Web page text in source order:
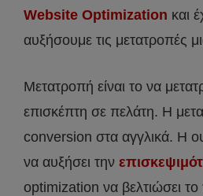
Website Optimization και
αυξήσουμε τις μετατροπές
Μετατροπή είναι το να
επισκέπτη σε πελάτη. Η
conversion στα αγγλικά. Η
να αυξήσει την
optimization να βελτιώσει το